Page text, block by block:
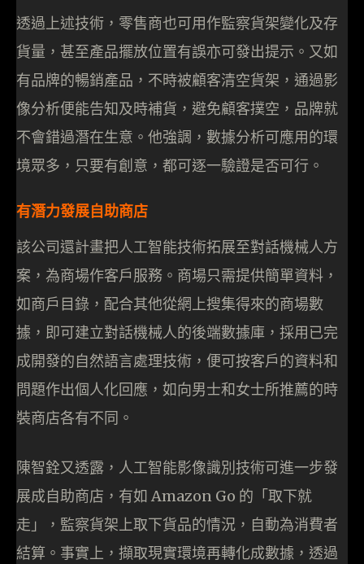
透過上述技術，零售商也可用作監察貨架變化及存
貨量，甚至產品擺放位置有誤亦可發出提示。又如
有品牌的暢銷產品，不時被顧客清空貨架，通過影
像分析便能告知及時補貨，避免顧客撲空，品牌就
不會錯過潛在生意。他強調，數據分析可應用的環
境眾多，只要有創意，都可逐一驗證是否可行。
有潛力發展自助商店
該公司還計畫把人工智能技術拓展至對話機械人方
案，為商場作客戶服務。商場只需提供簡單資料，
如商戶目錄，配合其他從網上搜集得來的商場數
據，即可建立對話機械人的後端數據庫，採用已完
成開發的自然語言處理技術，便可按客戶的資料和
問題作出個人化回應，如向男士和女士所推薦的時
裝商店各有不同。
陳智銓又透露，人工智能影像識別技術可進一步發
展成自助商店，有如 Amazon Go 的「取下就
走」，監察貨架上取下貨品的情況，自動為消費者
結算。事實上，擷取現實環境再轉化成數據，透過